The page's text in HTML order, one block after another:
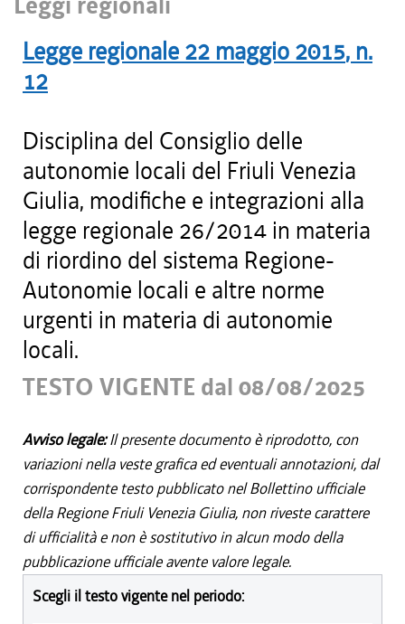
Legge regionale 22 maggio 2015, n.
12
Disciplina del Consiglio delle
autonomie locali del Friuli Venezia
Giulia, modifiche e integrazioni alla
legge regionale 26/2014 in materia
di riordino del sistema Regione-
Autonomie locali e altre norme
urgenti in materia di autonomie
locali.
TESTO VIGENTE dal 08/08/2025
Avviso legale:Il presente documento è riprodotto, con
variazioni nella veste grafica ed eventuali annotazioni, dal
corrispondente testo pubblicato nel Bollettino ufficiale
della Regione Friuli Venezia Giulia, non riveste carattere
di ufficialità e non è sostitutivo in alcun modo della
pubblicazione ufficiale avente valore legale.
Scegli il testo vigente nel periodo: